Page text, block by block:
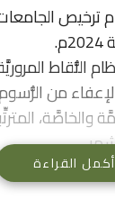
ترخيص الجامعات
المروريَّة
من
والخاصَّة،
الأحوال المدنيَّة
أكمل القراءة